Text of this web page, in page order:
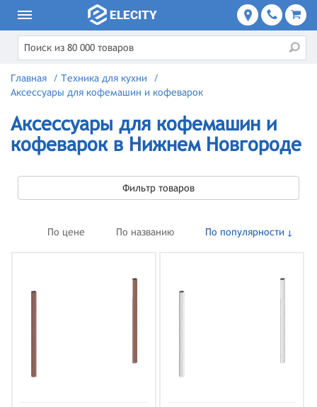
Главная / Техника для кухни
/
Аксессуары для кофемашин и кофеварок
Аксессуары для кофемашин и
кофеварок в Нижнем Новгороде
Фильтр товаров
По цене По названию По популярности